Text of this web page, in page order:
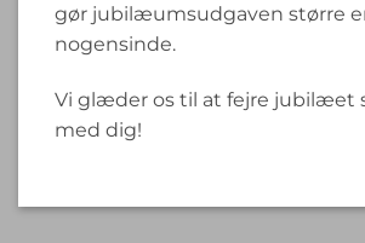
gør jubilæumsudgaven større
nogensinde.
Vi glæder os til at fejre jubilæet
med dig!